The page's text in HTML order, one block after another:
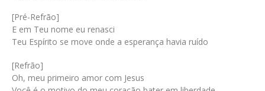
[Pré-Refrão]
E em Teu nome eu renasci
Teu Espírito se move onde a esperança havia ruído
[Refrão]
Oh, meu primeiro amor com Jesus